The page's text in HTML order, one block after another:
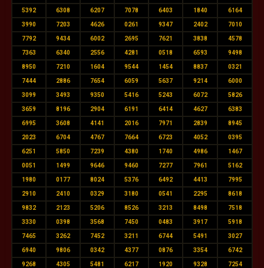
5392 6308 6207 7078 6403 1840 6164
3990 7203 4626 0261 9347 2402 7010
7792 9434 6002 2695 7621 3838 4578
7363 6340 2556 4281 0518 6593 9498
8950 7210 1604 9544 1454 8837 0321
7444 2886 7654 6059 5637 9214 6000
3099 3493 9350 5416 5243 6072 5826
3659 8196 2904 6191 6414 4627 6383
6995 3608 4141 2016 7971 2839 8945
2023 6704 4767 7664 6723 4052 0395
6251 5850 7239 4380 1740 4986 1467
0051 1499 9646 9460 7277 7961 5162
1980 0177 8024 5376 6492 4413 7995
2910 2410 0329 3180 0541 2295 8618
9832 2123 5206 8526 3213 8498 7518
3330 0398 3568 7450 0483 3917 5918
7465 3262 7452 3211 6744 5491 3027
6940 9806 0342 4377 0876 3354 6742
9268 4305 5481 6217 1920 9328 7254